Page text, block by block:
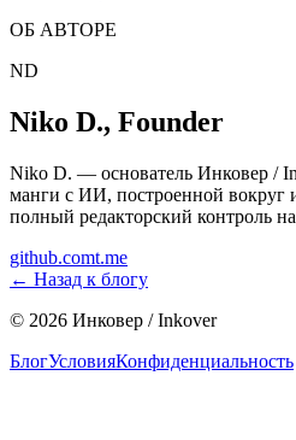
ОБ АВТОРЕ
ND
Niko D., Founder
Niko D. — основатель Инковер /
манги с ИИ, построенной вокруг
полный редакторский контроль
github.comt.me
← Назад к блогу
© 2026 Инковер / Inkover
БлогУсловияКонфиденциальность